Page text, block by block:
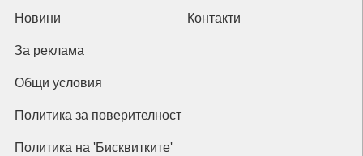
Новини Контакти
За реклама
Общи условия
Политика за поверителност
Политика на 'Бисквитките'